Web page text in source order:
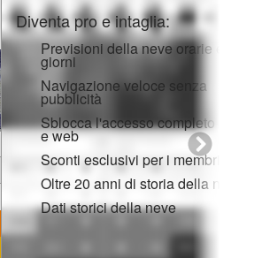
Diventa pro e intaglia:
Previsioni della neve orarie e a 16
giorni
Navigazione veloce senza
pubblicità
Sblocca l'accesso completo su app
e web
Sconti esclusivi per i membri
Oltre 20 anni di storia della neve
Dati storici della neve